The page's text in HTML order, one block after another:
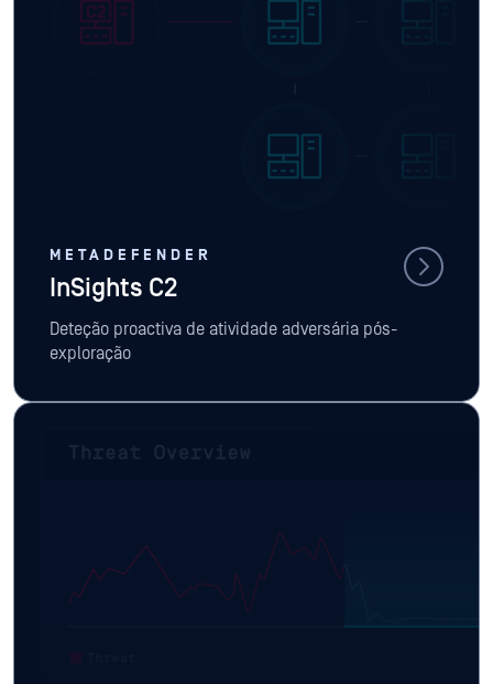
METADEFENDER
InSights C2
Deteção proactiva de atividade adversária pós-
exploração